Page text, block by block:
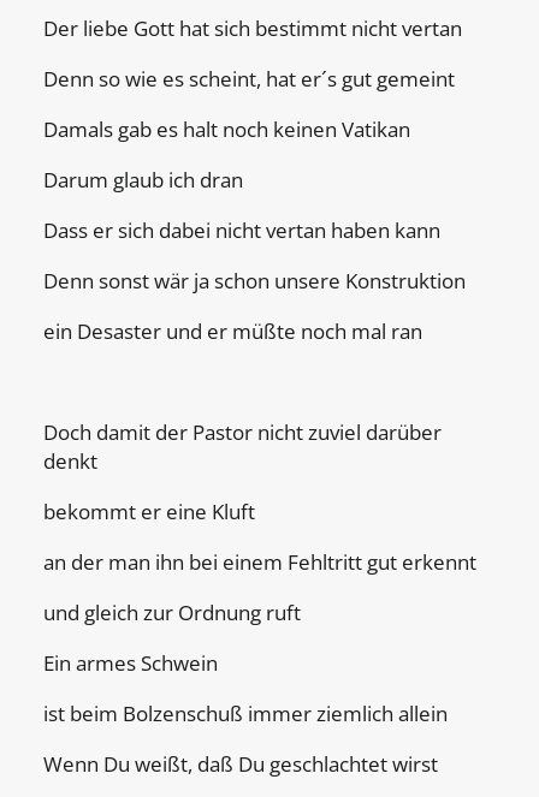
Der liebe Gott hat sich bestimmt nicht vertan
Denn so wie es scheint, hat er´s gut gemeint
Damals gab es halt noch keinen Vatikan
Darum glaub ich dran
Dass er sich dabei nicht vertan haben kann
Denn sonst wär ja schon unsere Konstruktion
ein Desaster und er müßte noch mal ran
Doch damit der Pastor nicht zuviel darüber
denkt
bekommt er eine Kluft
an der man ihn bei einem Fehltritt gut erkennt
und gleich zur Ordnung ruft
Ein armes Schwein
ist beim Bolzenschuß immer ziemlich allein
Wenn Du weißt, daß Du geschlachtet wirst